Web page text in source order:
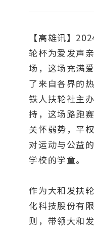
【高雄讯】
轮杯为爱发声
场，这场充满
了来自各界的
铁人扶轮社主
持，这场路跑
关怀弱势，平
对运动与公益
学校的学童。
作为大和发扶
化科技股份有
则，带领大和